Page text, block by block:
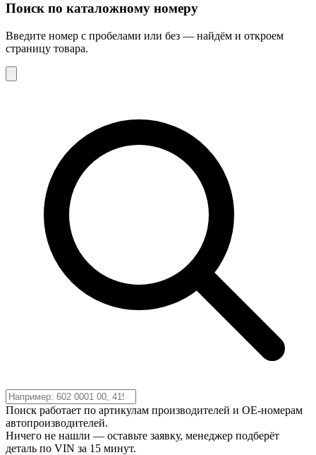
Поиск по каталожному номеру
Введите номер с пробелами или без — найдём и откроем
страницу товара.
Поиск работает по артикулам производителей и OE-номерам
автопроизводителей.
Ничего не нашли — оставьте заявку, менеджер подберёт
деталь по VIN за 15 минут.